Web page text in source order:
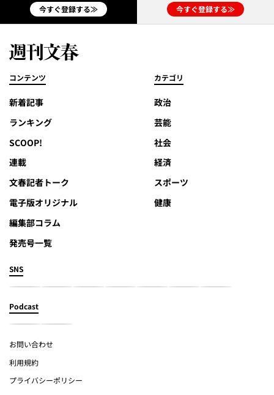
今すぐ登録する≫ 今すぐ登録する≫
コンテンツ
新着記事
ランキング
SCOOP!
連載
文春記者トーク
電子版オリジナル
編集部コラム
発売号一覧
カテゴリ
政治
芸能
社会
経済
スポーツ
健康
SNS
Podcast
お問い合わせ
利用規約
プライバシーポリシー